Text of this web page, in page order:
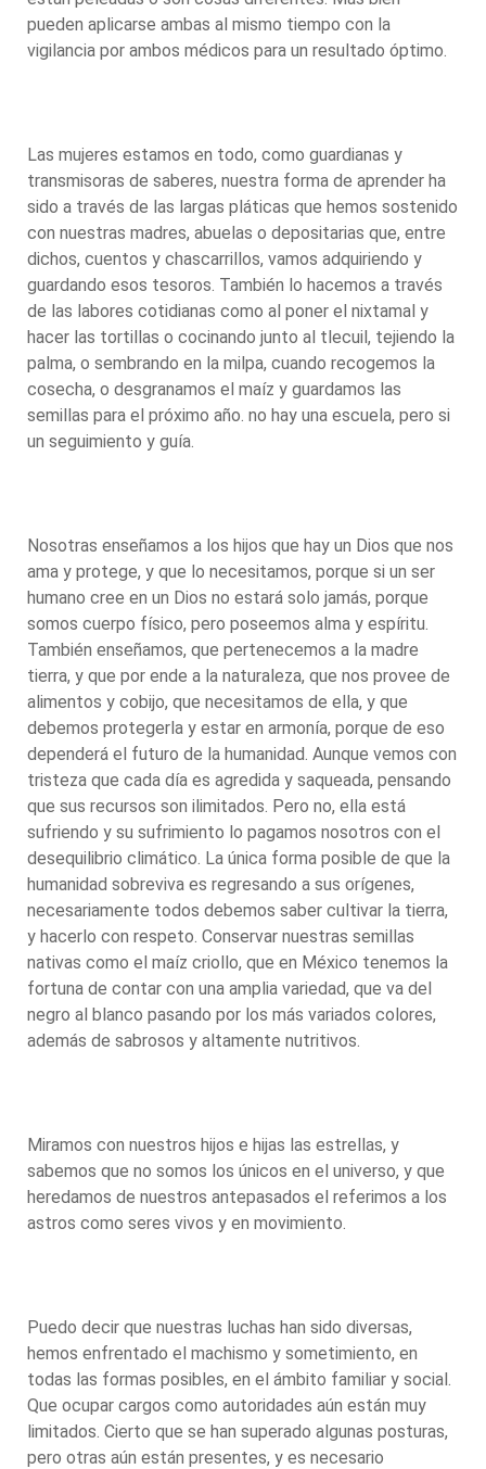
pueden aplicarse ambas al mismo tiempo con la
vigilancia por ambos médicos para un resultado óptimo.
Las mujeres estamos en todo, como guardianas y
transmisoras de saberes, nuestra forma de aprender ha
sido a través de las largas pláticas que hemos sostenido
con nuestras madres, abuelas o depositarias que, entre
dichos, cuentos y chascarrillos, vamos adquiriendo y
guardando esos tesoros. También lo hacemos a través
de las labores cotidianas como al poner el nixtamal y
hacer las tortillas o cocinando junto al tlecuil, tejiendo la
palma, o sembrando en la milpa, cuando recogemos la
cosecha, o desgranamos el maíz y guardamos las
semillas para el próximo año. no hay una escuela, pero si
un seguimiento y guía.
Nosotras enseñamos a los hijos que hay un Dios que nos
ama y protege, y que lo necesitamos, porque si un ser
humano cree en un Dios no estará solo jamás, porque
somos cuerpo físico, pero poseemos alma y espíritu.
También enseñamos, que pertenecemos a la madre
tierra, y que por ende a la naturaleza, que nos provee de
alimentos y cobijo, que necesitamos de ella, y que
debemos protegerla y estar en armonía, porque de eso
dependerá el futuro de la humanidad. Aunque vemos con
tristeza que cada día es agredida y saqueada, pensando
que sus recursos son ilimitados. Pero no, ella está
sufriendo y su sufrimiento lo pagamos nosotros con el
desequilibrio climático. La única forma posible de que la
humanidad sobreviva es regresando a sus orígenes,
necesariamente todos debemos saber cultivar la tierra,
y hacerlo con respeto. Conservar nuestras semillas
nativas como el maíz criollo, que en México tenemos la
fortuna de contar con una amplia variedad, que va del
negro al blanco pasando por los más variados colores,
además de sabrosos y altamente nutritivos.
Miramos con nuestros hijos e hijas las estrellas, y
sabemos que no somos los únicos en el universo, y que
heredamos de nuestros antepasados el referimos a los
astros como seres vivos y en movimiento.
Puedo decir que nuestras luchas han sido diversas,
hemos enfrentado el machismo y sometimiento, en
todas las formas posibles, en el ámbito familiar y social.
Que ocupar cargos como autoridades aún están muy
limitados. Cierto que se han superado algunas posturas,
pero otras aún están presentes, y es necesario